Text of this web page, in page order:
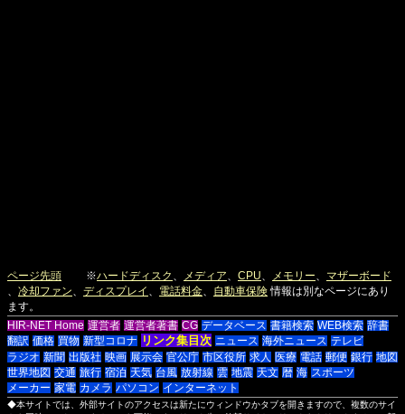
ページ先頭 ※ハードディスク メディア CPU メモリー
マザーボード
冷却ファン ディスプレイ 電話料金 自動車保険情報は別なページにあり
ます。
HIR-NET Home 運営者 運営者著書 CG データベース 書籍検索 WEB検索 辞書
翻訳 価格 買物 新型コロナ リンク集目次 ニュース 海外ニュース テレビ
ラジオ 新聞 出版社 映画 展示会 官公庁 市区役所 求人 医療 電話 郵便 銀行 地図
世界地図 交通 旅行 宿泊 天気 台風 放射線 雲 地震 天文 暦 海 スポーツ
メーカー 家電 カメラ パソコン インターネット
◆本サイトでは、外部サイトのアクセスは新たにウィンドウかタブを開きますので、複数のサイ